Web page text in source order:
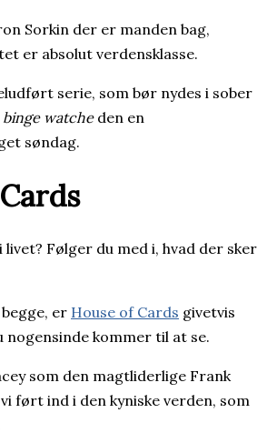
Sorkin der er manden bag,
er absolut verdensklasse.
serie, som bør nydes i sober
binge watcheden en
søndag.
Følger du med i, hvad der sker
er House of Cards givetvis
nogensinde kommer til at se.
som den magtliderlige Frank
ført ind i den kyniske verden, som